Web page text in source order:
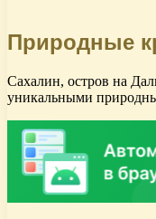
Природные
Сахалин, остров на
уникальными